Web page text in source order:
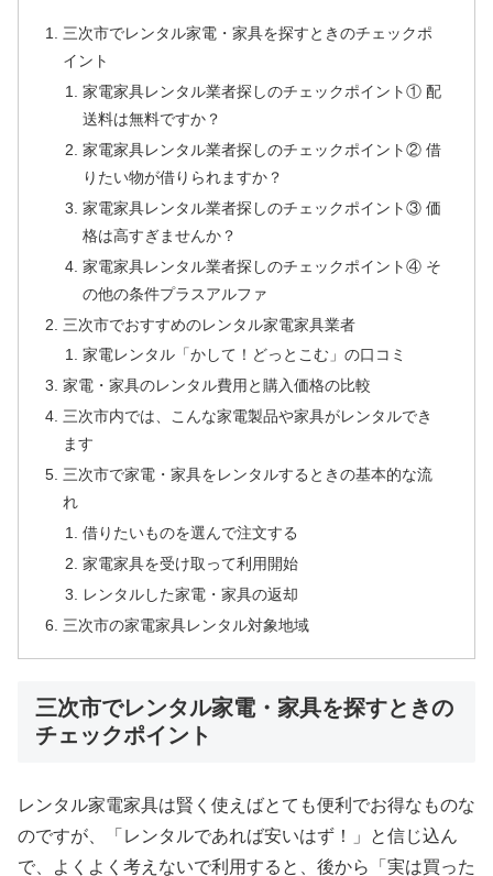
三次市でレンタル家電・家具を探すときのチェックポ
イント
家電家具レンタル業者探しのチェックポイント① 配
送料は無料ですか？
家電家具レンタル業者探しのチェックポイント② 借
りたい物が借りられますか？
家電家具レンタル業者探しのチェックポイント③ 価
格は高すぎませんか？
家電家具レンタル業者探しのチェックポイント④ そ
の他の条件プラスアルファ
三次市でおすすめのレンタル家電家具業者
家電レンタル「かして！どっとこむ」の口コミ
家電・家具のレンタル費用と購入価格の比較
三次市内では、こんな家電製品や家具がレンタルでき
ます
三次市で家電・家具をレンタルするときの基本的な流
れ
借りたいものを選んで注文する
家電家具を受け取って利用開始
レンタルした家電・家具の返却
三次市の家電家具レンタル対象地域
三次市でレンタル家電・家具を探すときの
チェックポイント
レンタル家電家具は賢く使えばとても便利でお得なものな
のですが、「レンタルであれば安いはず！」と信じ込ん
で、よくよく考えないで利用すると、後から「実は買った